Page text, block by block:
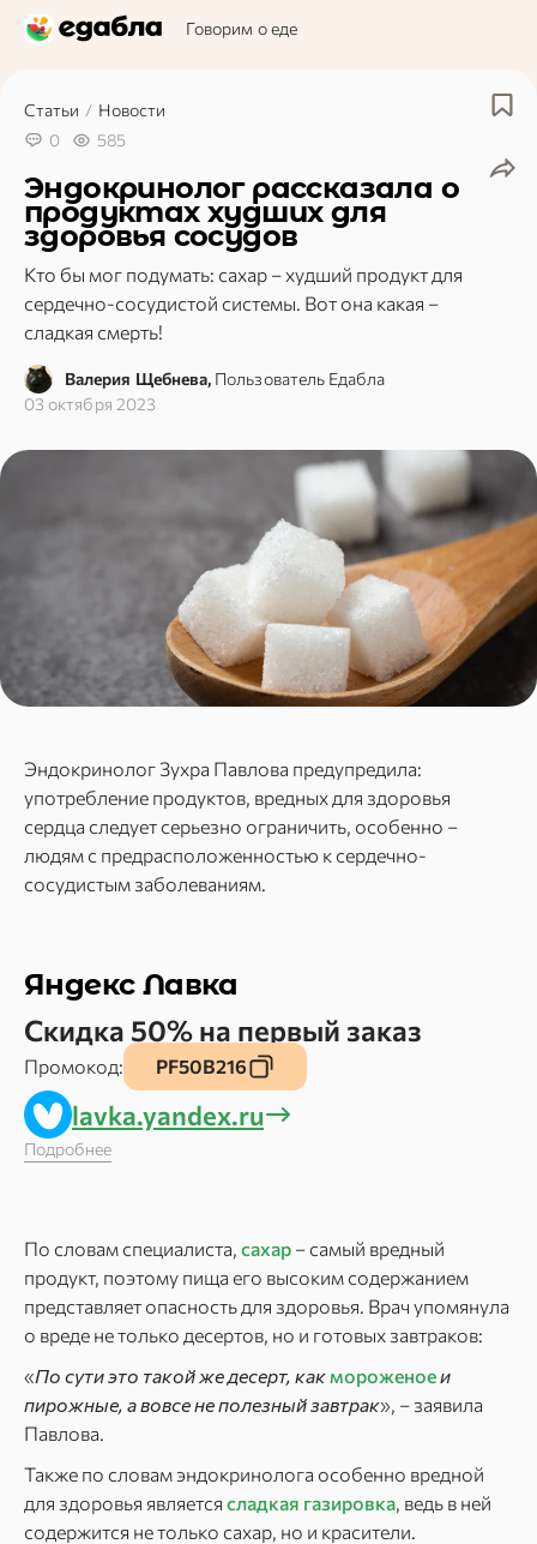
Говорим о еде
Статьи / Новости
0
585
Эндокринолог рассказала о
продуктах худших для
здоровья сосудов
Кто бы мог подумать: сахар – худший продукт для
сердечно-сосудистой системы. Вот она какая –
сладкая смерть!
Валерия Щебнева, Пользователь Едабла
03 октября 2023
Эндокринолог Зухра Павлова предупредила:
употребление продуктов, вредных для здоровья
сердца следует серьезно ограничить, особенно –
людям с предрасположенностью к сердечно-
сосудистым заболеваниям.
Яндекс Лавка
Скидка 50% на первый заказ
Промокод: PF50B216
lavka.yandex.ru
Подробнее
По словам специалиста, сахар – самый вредный
продукт, поэтому пища его высоким содержанием
представляет опасность для здоровья. Врач упомянула
о вреде не только десертов, но и готовых завтраков:
«По сути это такой же десерт, какмороженоеи
пирожные, а вовсе не полезный завтрак», – заявила
Павлова.
Также по словам эндокринолога особенно вредной
для здоровья является сладкая газировка, ведь в ней
содержится не только сахар, но и красители.